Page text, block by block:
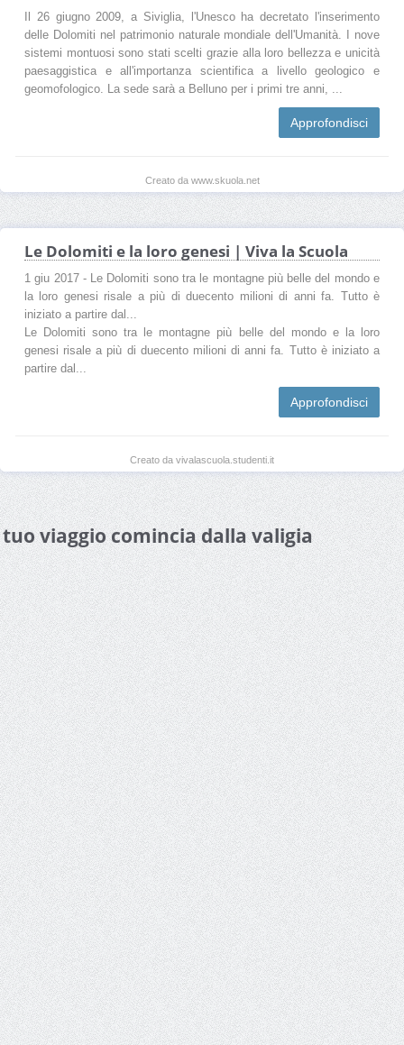
Il 26 giugno 2009, a Siviglia, l'Unesco ha decretato l'inserimento
delle Dolomiti nel patrimonio naturale mondiale dell'Umanità. I nove
sistemi montuosi sono stati scelti grazie alla loro bellezza e unicità
paesaggistica e all'importanza scientifica a livello geologico e
geomofologico. La sede sarà a Belluno per i primi tre anni, ...
Approfondisci
Creato da www.skuola.net
Le Dolomiti e la loro genesi | Viva la Scuola
1 giu 2017 - Le Dolomiti sono tra le montagne più belle del mondo e
la loro genesi risale a più di duecento milioni di anni fa. Tutto è
iniziato a partire dal...
Le Dolomiti sono tra le montagne più belle del mondo e la loro
genesi risale a più di duecento milioni di anni fa. Tutto è iniziato a
partire dal...
Approfondisci
Creato da vivalascuola.studenti.it
viaggio comincia dalla valigia